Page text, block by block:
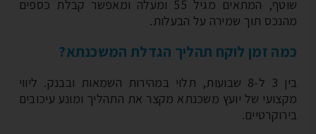
שוטף, המתאים מגיל 55 ומעלה ומאפשר קבלת כספים
תוך שמירה על הבעלות.
זמן לוקח תהליך הגדלת המשכנתא?
בין 3 ל-8 שבועות, תלוי במהירות השמאות ובבנק. ליווי
של יועץ משכנתא מקצר את התהליך ומונע עיכובים